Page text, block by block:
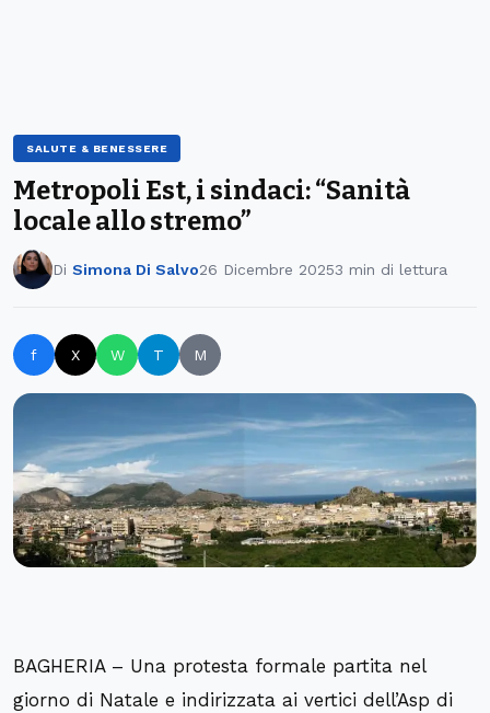
SALUTE & BENESSERE
Metropoli Est, i sindaci: “Sanità
locale allo stremo”
Di Simona Di Salvo26 Dicembre 20253 min di lettura
f X W T M
BAGHERIA – Una protesta formale partita nel
giorno di Natale e indirizzata ai vertici dell’Asp di